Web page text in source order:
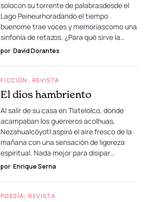
solocon su torrente de palabrasdesde el
Lago Peineurhoradando el tiempo
buenome trae voces y memoriascomo una
sinfonía de retazos. ¿Para qué sirve la…
por David Dorantes
FICCIÓN REVISTA
El dios hambriento
Al salir de su casa en Tlatelolco, donde
acampaban los guerreros acolhuas,
Nezahualcóyotl aspiró el aire fresco de la
mañana con una sensación de ligereza
espiritual. Nada mejor para disipar…
por Enrique Serna
POESÍA REVISTA